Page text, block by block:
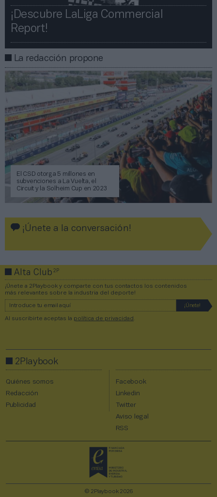
¡Descubre LaLiga Commercial
Report!​​
La redacción propone
El CSD otorga 5 millones en
subvenciones a La Vuelta, el
Circuit y la Solheim Cup en 2023
¡Únete a la conversación!
Alta Club2P
¡Únete a 2Playbook y comparte con tus contactos los contenidos
más relevantes sobre la industria del deporte!
Al suscribirte aceptas la política de privacidad
2Playbook
Quiénes somos
Redacción
Publicidad
Facebook
Linkedin
Twitter
Aviso legal
RSS
© 2Playbook 2026